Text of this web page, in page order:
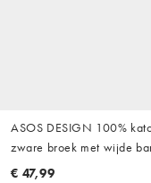
ASOS DESIGN 100%
zware broek met wijde
en patch pocket in zwart
€ 47,99